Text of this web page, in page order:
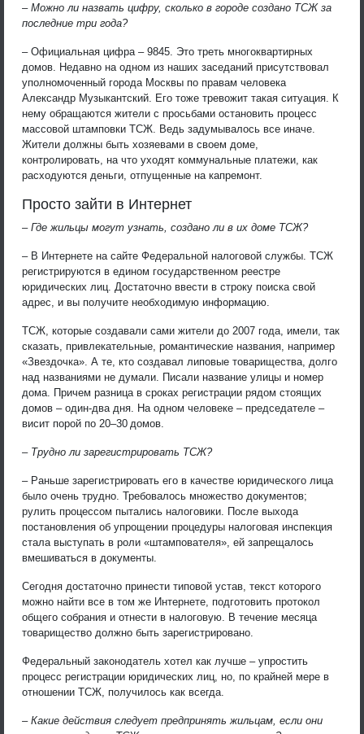
– Можно ли назвать цифру, сколько в городе создано ТСЖ за
последние три года?
– Официальная цифра – 9845. Это треть многоквартирных
домов. Недавно на одном из наших заседаний присутствовал
уполномоченный города Москвы по правам человека
Александр Музыкантский. Его тоже тревожит такая ситуация. К
нему обращаются жители с просьбами остановить процесс
массовой штамповки ТСЖ. Ведь задумывалось все иначе.
Жители должны быть хозяевами в своем доме,
контролировать, на что уходят коммунальные платежи, как
расходуются деньги, отпущенные на капремонт.
Просто зайти в Интернет
– Где жильцы могут узнать, создано ли в их доме ТСЖ?
– В Интернете на сайте Федеральной налоговой службы. ТСЖ
регистрируются в едином государственном реестре
юридических лиц. Достаточно ввести в строку поиска свой
адрес, и вы получите необходимую информацию.
ТСЖ, которые создавали сами жители до 2007 года, имели, так
сказать, привлекательные, романтические названия, например
«Звездочка». А те, кто создавал липовые товарищества, долго
над названиями не думали. Писали название улицы и номер
дома. Причем разница в сроках регистрации рядом стоящих
домов – один-два дня. На одном человеке – председателе –
висит порой по 20–30 домов.
– Трудно ли зарегистрировать ТСЖ?
– Раньше зарегистрировать его в качестве юридического лица
было очень трудно. Требовалось множество документов;
рулить процессом пытались налоговики. После выхода
постановления об упрощении процедуры налоговая инспекция
стала выступать в роли «штампователя», ей запрещалось
вмешиваться в документы.
Сегодня достаточно принести типовой устав, текст которого
можно найти все в том же Интернете, подготовить протокол
общего собрания и отнести в налоговую. В течение месяца
товарищество должно быть зарегистрировано.
Федеральный законодатель хотел как лучше – упростить
процесс регистрации юридических лиц, но, по крайней мере в
отношении ТСЖ, получилось как всегда.
– Какие действия следует предпринять жильцам, если они